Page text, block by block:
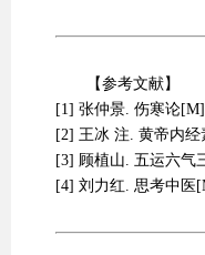
【参考文献】
[1] 张仲景. 伤寒论
[2] 王冰 注. 黄帝内经
[3] 顾植山. 五运六气
[4] 刘力红. 思考中医